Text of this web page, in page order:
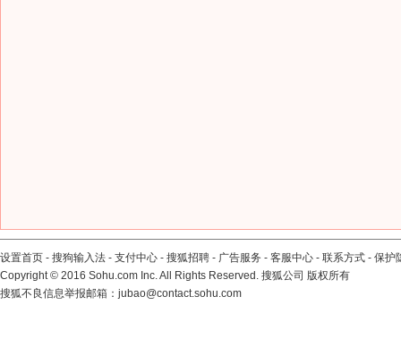
设置首页 - 搜狗输入法 - 支付中心 - 搜狐招聘 - 广告服务 - 客服中心 - 联系方式 - 保护
Copyright© 2016 Sohu.com Inc. All Rights Reserved. 搜狐公司 版权所有
搜狐不良信息举报邮箱： jubao@contact.sohu.com